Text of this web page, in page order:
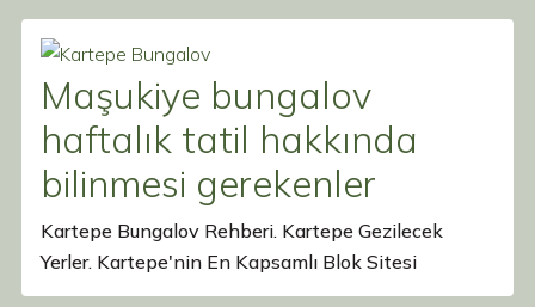
Maşukiye bungalov
haftalık tatil hakkında
bilinmesi gerekenler
Kartepe Bungalov Rehberi. Kartepe Gezilecek
Yerler. Kartepe'nin En Kapsamlı Blok Sitesi